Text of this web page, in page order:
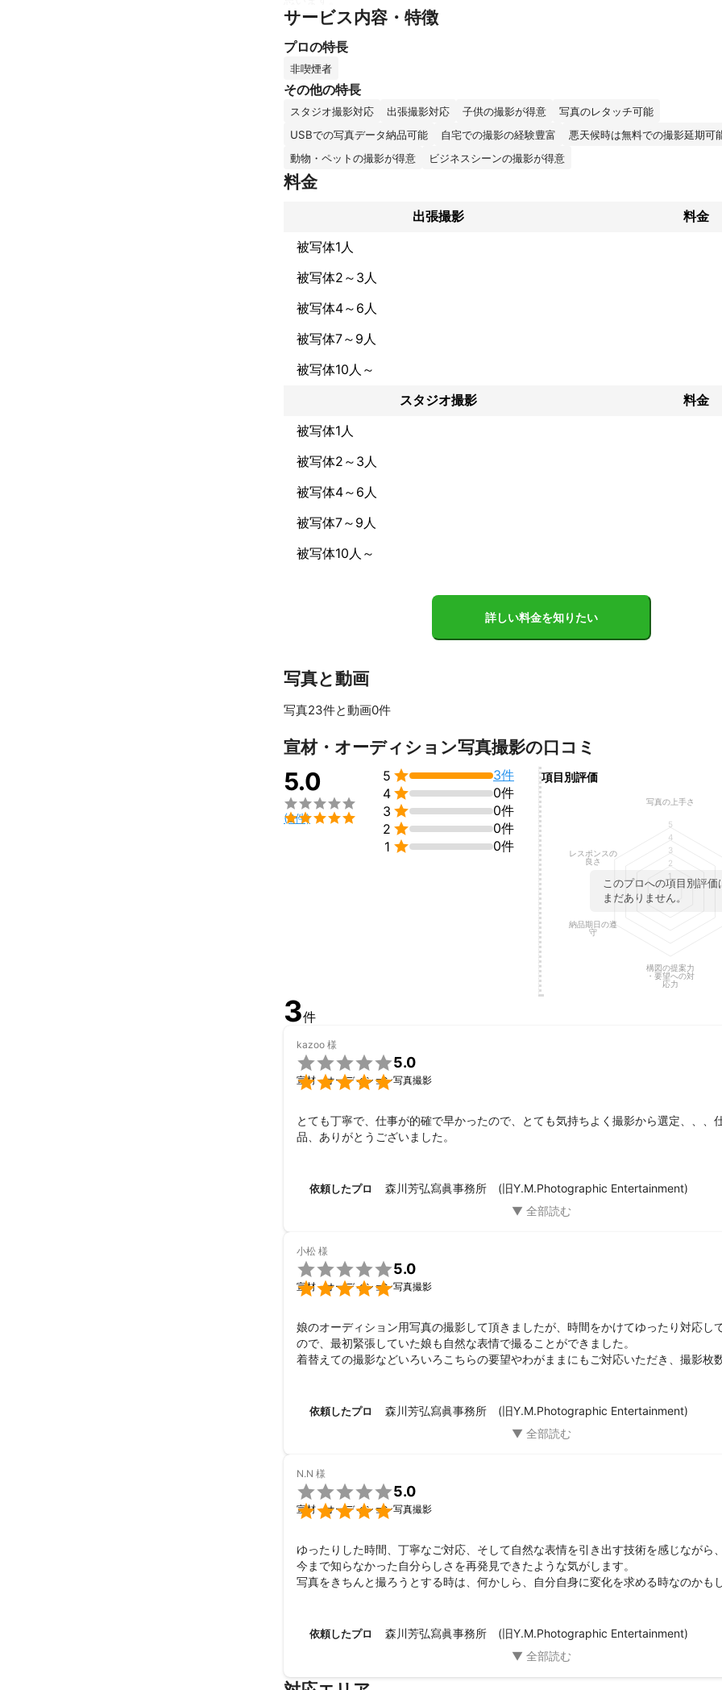
スタジオ撮影の他、ロケーション撮影でもお客様の魅力を最大限に引き出す写真を提案
これまでの実績
年間撮影件数最大400組。
過去開業以来、返金・クレームなど一切無し。
アピールポイント
プロフィール撮影に関しましては自信を持って撮影させていただいておりますので万
ない場合は、全額返金(交通費を除く)致します。
サービス内容・特徴
プロの特長
非喫煙者
その他の特長
スタジオ撮影対応 出張撮影対応 子供の撮影が得意
写真のレタッチ可能
USBでの写真データ納品可能
自宅での撮影の経験豊富
悪天候時は無料での撮影延期可
動物・ペットの撮影が得意
ビジネスシーンの撮影が得意
料金
出張撮影
料金
被写体1人
被写体2～3人
被写体4～6人
被写体7～9人
被写体10人～
スタジオ撮影
料金
被写体1人
被写体2～3人
被写体4～6人
被写体7～9人
被写体10人～
詳しい料金を知りたい
写真と動画
写真23件と動画0件
宣材・オーディション写真撮影の口コミ
5.0


(3件)
5 
3件
4 
0件
3 
0件
2 
0件
1  0件
項目別評価
このプロへの項目別評価
まだありません。
写真の上手さ
構図の提案力
・要望への対
応力
納品期日の遵
守
レスポンスの
良さ
1
2
3
4
5
3件
kazoo 様


5.0
宣材・オーディション写真撮影
とても丁寧で、仕事が的確で早かったので、とても気持ちよく撮影から選定、、、
品、ありがとうございました。
依頼したプロ 森川芳弘寫眞事務所 (旧Y.M.Photographic Entertainment)
小松 様


5.0
宣材・オーディション写真撮影
娘のオーディション用写真の撮影して頂きましたが、時間をかけてゆったり対応し
ので、最初緊張していた娘も自然な表情で撮ることができました。
着替えての撮影などいろいろこちらの要望やわがままにもご対応いただき、撮影枚
良いショットもいっぱい撮れて満足です。
依頼したプロ 森川芳弘寫眞事務所 (旧Y.M.Photographic Entertainment)
N.N 様


5.0
宣材・オーディション写真撮影
ゆったりした時間、丁寧なご対応、そして自然な表情を引き出す技術を感じながら、
今まで知らなかった自分らしさを再発見できたような気がします。
写真をきちんと撮ろうとする時は、何かしら、自分自身に変化を求める時なのかも
依頼したプロ 森川芳弘寫眞事務所 (旧Y.M.Photographic Entertainment)